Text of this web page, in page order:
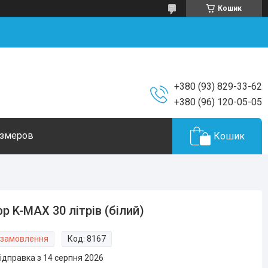
Кошик
+380 (93) 829-33-62
+380 (96) 120-05-05
Кошик
K-MAX 30 літрів (білий)
замовлення Код:8167
з 14 серпня 2026